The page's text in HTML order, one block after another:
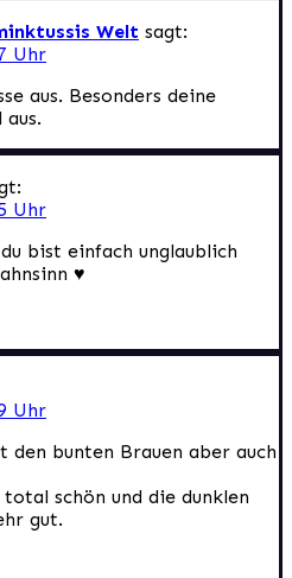
Welt sagt:
Uhr
aus. Besonders deine
Uhr
bist einfach unglaublich
♥
Uhr
den bunten Brauen aber auch
schön und die dunklen
gut.